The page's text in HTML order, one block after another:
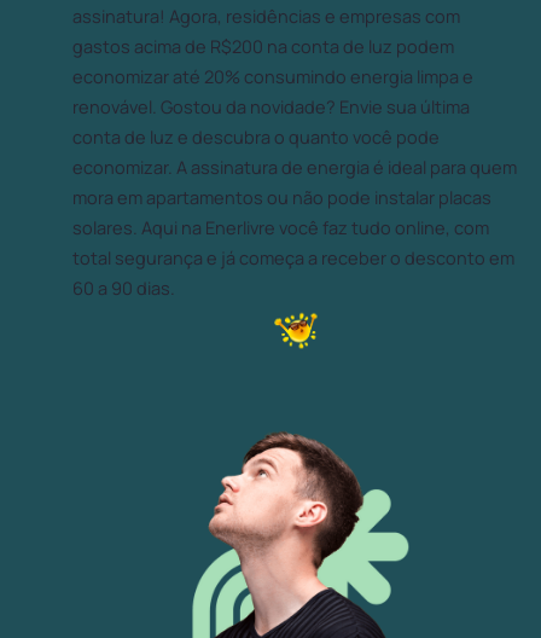
assinatura! Agora, residências e empresas com
gastos acima de R$200 na conta de luz podem
economizar até 20% consumindo energia limpa e
renovável. Gostou da novidade? Envie sua última
conta de luz e descubra o quanto você pode
economizar. A assinatura de energia é ideal para quem
mora em apartamentos ou não pode instalar placas
solares. Aqui na Enerlivre você faz tudo online, com
total segurança e já começa a receber o desconto em
60 a 90 dias.